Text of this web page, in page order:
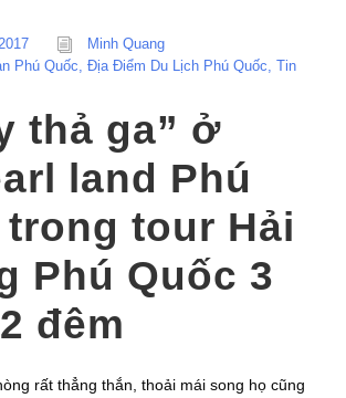
Minh Quang
Phú Quốc, Địa Điểm Du Lịch Phú Quốc, Tin
thả ga” ở
land Phú
tour Hải
Phú Quốc 3
đêm
rất thẳng thắn, thoải mái song họ cũng